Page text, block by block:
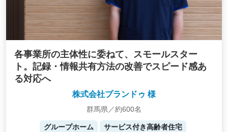
各事業所の主体性に委ねて、スモールスター
ト。記録・情報共有方法の改善でスピード感あ
る対応へ
株式会社プランドゥ 様
群馬県／約600名
グループホーム
サービス付き高齢者住宅